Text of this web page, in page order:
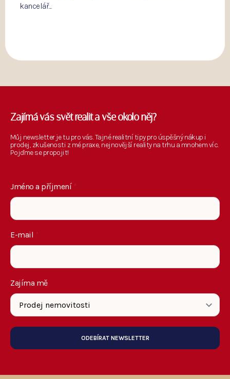
kancelář....
Zajímá vás svět realit a vše okolo něj?
Můj newsletter je tu pro vás. Tajné realitní tipy pro úspěšný nákup i
prodej, zkušenosti z mé praxe, nejnovější reality na trhu a mnohem víc.
Pojďme se propojit!
Jméno a příjmení
E-mail
Zajíma mě
ODEBÍRAT NEWSLETTER